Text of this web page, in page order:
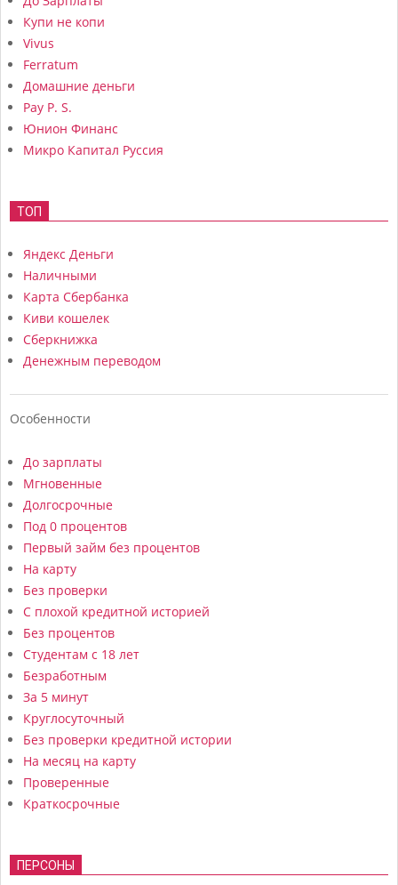
Купи не копи
Vivus
Ferratum
Домашние деньги
Pay P. S.
Юнион Финанс
Микро Капитал Руссия
ТОП
Яндекс Деньги
Наличными
Карта Сбербанка
Киви кошелек
Сберкнижка
Денежным переводом
Особенности
До зарплаты
Мгновенные
Долгосрочные
Под 0 процентов
Первый займ без процентов
На карту
Без проверки
С плохой кредитной историей
Без процентов
Студентам с 18 лет
Безработным
За 5 минут
Круглосуточный
Без проверки кредитной истории
На месяц на карту
Проверенные
Краткосрочные
ПЕРСОНЫ